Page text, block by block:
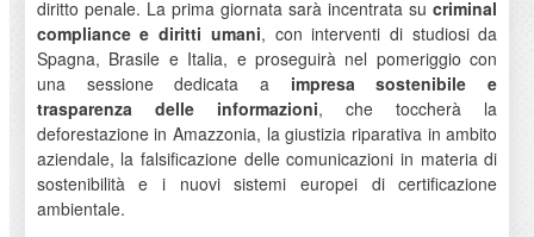
diritto penale. La prima giornata sarà incentrata sucriminal
compliance e diritti umani, con interventi di studiosi da
Spagna, Brasile e Italia, e proseguirà nel pomeriggio con
una sessione dedicata a impresa sostenibile e
trasparenza delle informazioni, che toccherà la
deforestazione in Amazzonia, la giustizia riparativa in ambito
aziendale, la falsificazione delle comunicazioni in materia di
sostenibilità e i nuovi sistemi europei di certificazione
ambientale.